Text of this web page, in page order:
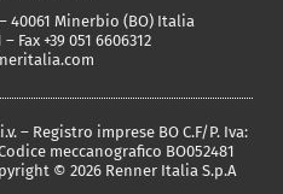
40061 Minerbio (BO) Italia
– Fax +39 051 6606312
– Registro imprese BO C.F/P. Iva:
meccanografico BO052481
© 2026 Renner Italia S.p.A